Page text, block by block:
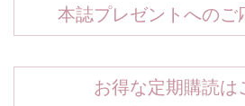
本誌プレゼントへのご
お得な定期購読は